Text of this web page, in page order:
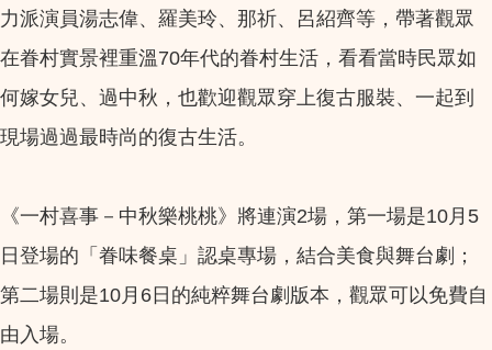
力派演員湯志偉、羅美玲、那祈、呂紹齊等，帶著觀眾
在眷村實景裡重溫70年代的眷村生活，看看當時民眾如
何嫁女兒、過中秋，也歡迎觀眾穿上復古服裝、一起到
現場過過最時尚的復古生活。
《一村喜事－中秋樂桃桃》將連演2場，第一場是10月5
日登場的「眷味餐桌」認桌專場，結合美食與舞台劇；
第二場則是10月6日的純粹舞台劇版本，觀眾可以免費自
由入場。